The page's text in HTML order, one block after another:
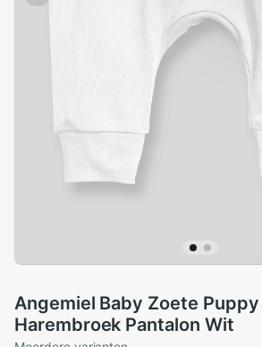
Angemiel Baby Zoete
Harembroek Pantalon Wit